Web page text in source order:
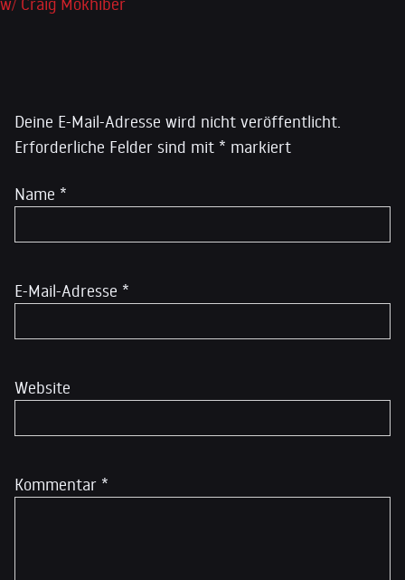
Deine E-Mail-Adresse wird nicht veröffentlicht.
Erforderliche Felder sind mit * markiert
Kommentar *
Name *
E-Mail-Adresse *
Website